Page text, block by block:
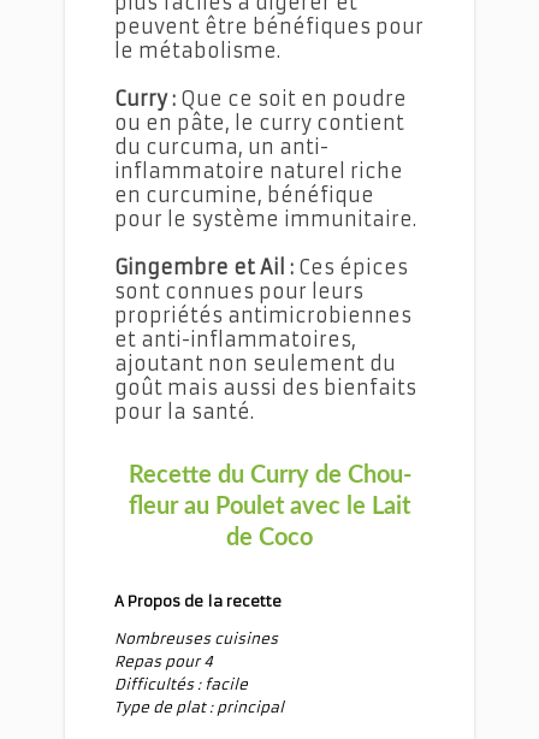
peuvent être bénéfiques pour
le métabolisme.
Curry : Que ce soit en poudre
ou en pâte, le curry contient
du curcuma, un anti-
inflammatoire naturel riche
en curcumine, bénéfique
pour le système immunitaire.
Gingembre et Ail : Ces épices
sont connues pour leurs
propriétés antimicrobiennes
et anti-inflammatoires,
ajoutant non seulement du
goût mais aussi des bienfaits
pour la santé.
Recette du Curry de Chou-
fleur au Poulet avec le Lait
de Coco
A Propos de la recette
Nombreuses cuisines
Repas pour 4
Difficultés : facile
Type de plat : principal